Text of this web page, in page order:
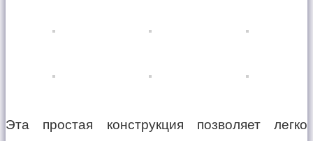
Эта простая конструкция позволяет легко